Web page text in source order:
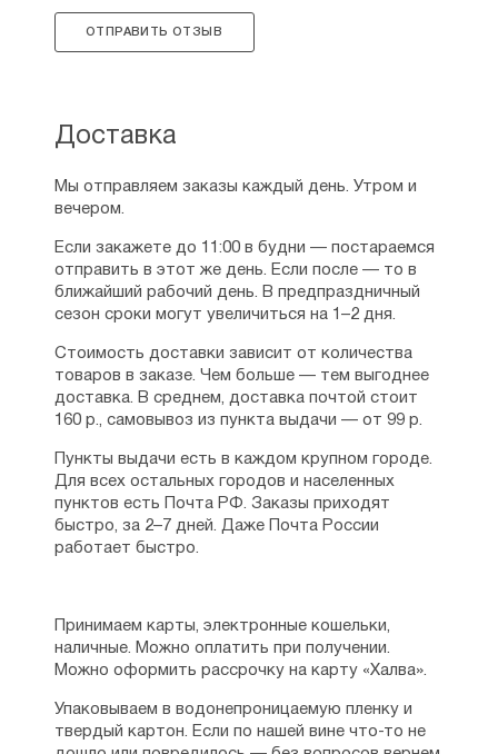
ОТПРАВИТЬ ОТЗЫВ
Доставка
Мы отправляем заказы каждый день. Утром и
вечером.
Если закажете до 11:00 в будни — постараемся
отправить в этот же день. Если после — то в
ближайший рабочий день. В предпраздничный
сезон сроки могут увеличиться на 1–2 дня.
Стоимость доставки зависит от количества
товаров в заказе. Чем больше — тем выгоднее
доставка. В среднем, доставка почтой стоит
160 р., самовывоз из пункта выдачи — от 99 р.
Пункты выдачи есть в каждом крупном городе.
Для всех остальных городов и населенных
пунктов есть Почта РФ. Заказы приходят
быстро, за 2–7 дней. Даже Почта России
работает быстро.
Принимаем карты, электронные кошельки,
наличные. Можно оплатить при получении.
Можно оформить рассрочку на карту «Халва».
Упаковываем в водонепроницаемую пленку и
твердый картон. Если по нашей вине что-то не